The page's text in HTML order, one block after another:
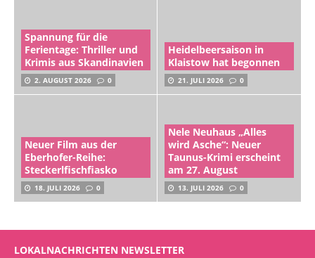
Spannung für die
Ferientage: Thriller und
Krimis aus Skandinavien
2. AUGUST 2026 0
Heidelbeersaison in
Klaistow hat begonnen
21. JULI 2026 0
Neuer Film aus der
Eberhofer-Reihe:
Steckerlfischfiasko
18. JULI 2026 0
Nele Neuhaus „Alles
wird Asche“: Neuer
Taunus-Krimi erscheint
am 27. August
13. JULI 2026 0
LOKALNACHRICHTEN NEWSLETTER